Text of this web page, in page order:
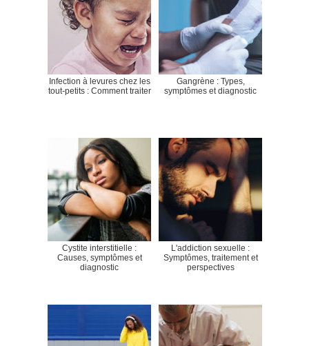
Infection à levures chez les
tout-petits : Comment traiter
Gangrène : Types,
symptômes et diagnostic
Cystite interstitielle :
Causes, symptômes et
diagnostic
L'addiction sexuelle :
Symptômes, traitement et
perspectives